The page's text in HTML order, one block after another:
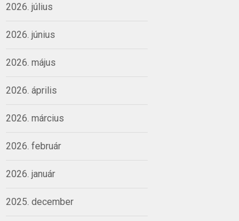
2026. július
2026. június
2026. május
2026. április
2026. március
2026. február
2026. január
2025. december